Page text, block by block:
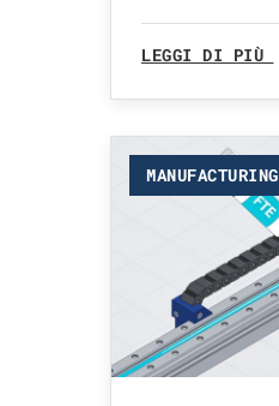
LEGGI DI PIÙ
MANUFACTURING